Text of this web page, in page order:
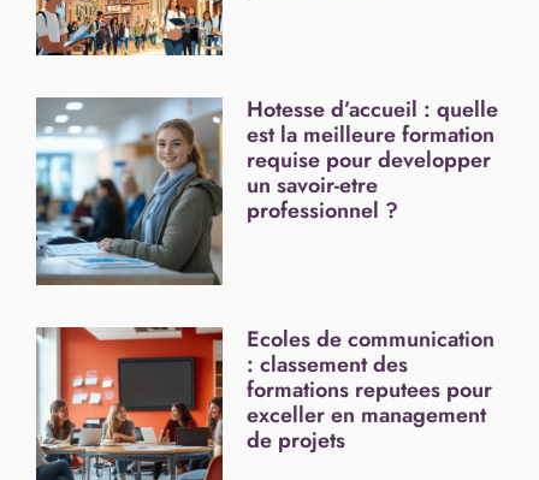
Hotesse d’accueil : quelle
est la meilleure formation
requise pour developper
un savoir-etre
professionnel ?
Ecoles de communication
: classement des
formations reputees pour
exceller en management
de projets